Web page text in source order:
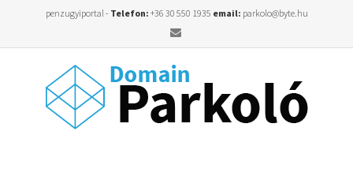
penzugyiportal - Telefon: +36 30 550 1935 email: parkolo@byte.hu
Email